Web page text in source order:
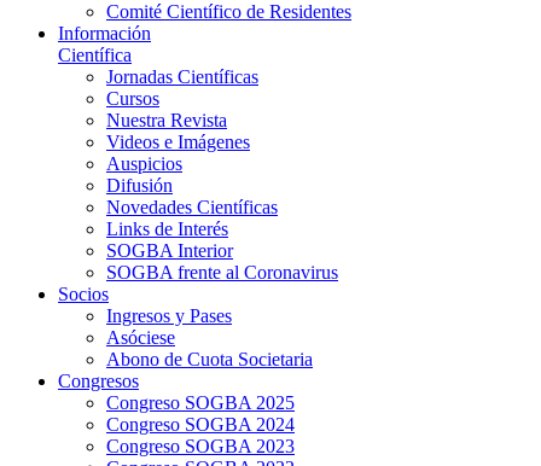
Comité Científico de Residentes
Información
Científica
Jornadas Científicas
Cursos
Nuestra Revista
Videos e Imágenes
Auspicios
Difusión
Novedades Científicas
Links de Interés
SOGBA Interior
SOGBA frente al Coronavirus
Socios
Ingresos y Pases
Asóciese
Abono de Cuota Societaria
Congresos
Congreso SOGBA 2025
Congreso SOGBA 2024
Congreso SOGBA 2023